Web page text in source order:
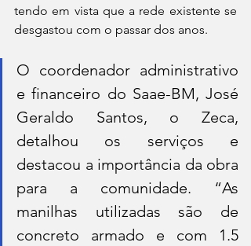
tendo em vista que a rede existente se
desgastou com o passar dos anos.
O coordenador administrativo
e financeiro do Saae-BM, José
Geraldo Santos, o Zeca,
detalhou os serviços e
destacou a importância da obra
para a comunidade. “As
manilhas utilizadas são de
concreto armado e com 1.5